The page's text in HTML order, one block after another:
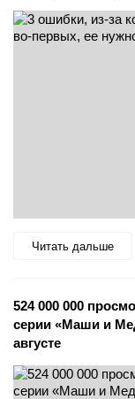
Читать дальше
524 000 000
серии «Маши и
августе